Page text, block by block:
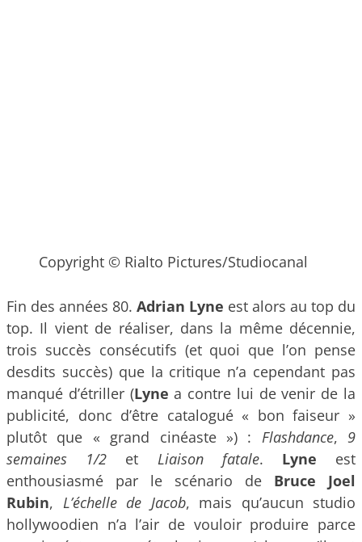
Copyright © Rialto Pictures/Studiocanal
Fin des années 80. Adrian Lyne est alors au top du
top. Il vient de réaliser, dans la même décennie,
trois succès consécutifs (et quoi que l’on pense
desdits succès) que la critique n’a cependant pas
manqué d’étriller (Lyne a contre lui de venir de la
publicité, donc d’être catalogué « bon faiseur »
plutôt que « grand cinéaste ») : Flashdance, 9
semaines 1/2 et Liaison fatale. Lyne est
enthousiasmé par le scénario de Bruce Joel
Rubin, L’échelle de Jacob, mais qu’aucun studio
hollywoodien n’a l’air de vouloir produire parce